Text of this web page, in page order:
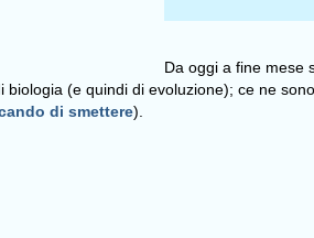
Da oggi a fine mese
(e quindi di evoluzione); ce ne
di smettere).